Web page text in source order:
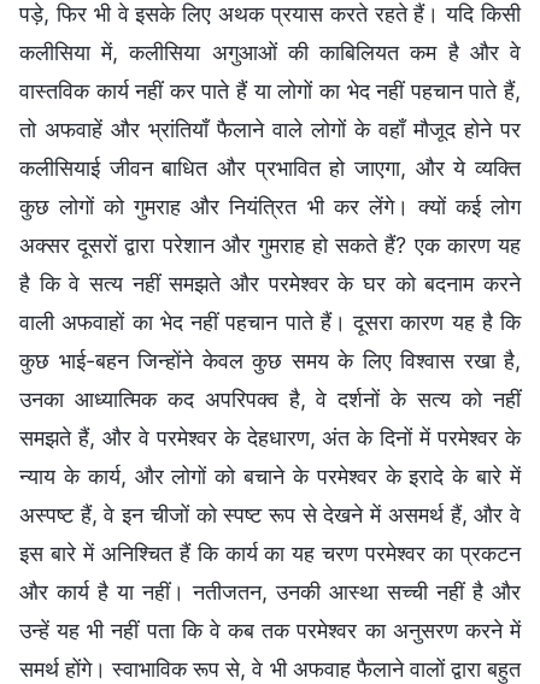
पड़े, फिर भी वे इसके लिए अथक प्रयास करते रहते हैं। यदि किसी
कलीसिया में, कलीसिया अगुआओं की काबिलियत कम है और वे
वास्तविक कार्य नहीं कर पाते हैं या लोगों का भेद नहीं पहचान पाते हैं,
तो अफवाहें और भ्रांतियाँ फैलाने वाले लोगों के वहाँ मौजूद होने पर
कलीसियाई जीवन बाधित और प्रभावित हो जाएगा, और ये व्यक्ति
कुछ लोगों को गुमराह और नियंत्रित भी कर लेंगे। क्यों कई लोग
अक्सर दूसरों द्वारा परेशान और गुमराह हो सकते हैं? एक कारण यह
है कि वे सत्य नहीं समझते और परमेश्वर के घर को बदनाम करने
वाली अफवाहों का भेद नहीं पहचान पाते हैं। दूसरा कारण यह है कि
कुछ भाई-बहन जिन्होंने केवल कुछ समय के लिए विश्वास रखा है,
उनका आध्यात्मिक कद अपरिपक्व है, वे दर्शनों के सत्य को नहीं
समझते हैं, और वे परमेश्वर के देहधारण, अंत के दिनों में परमेश्वर के
न्याय के कार्य, और लोगों को बचाने के परमेश्वर के इरादे के बारे में
अस्पष्ट हैं, वे इन चीजों को स्पष्ट रूप से देखने में असमर्थ हैं, और वे
इस बारे में अनिश्चित हैं कि कार्य का यह चरण परमेश्वर का प्रकटन
और कार्य है या नहीं। नतीजतन, उनकी आस्था सच्ची नहीं है और
उन्हें यह भी नहीं पता कि वे कब तक परमेश्वर का अनुसरण करने में
समर्थ होंगे। स्वाभाविक रूप से, वे भी अफवाह फैलाने वालों द्वारा बहुत